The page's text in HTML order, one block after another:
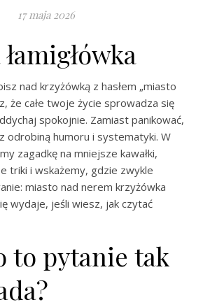
17 maja 2026
nad krzyżówką z hasłem „miasto
że całe twoje życie sprowadza się
spokojnie. Zamiast panikować,
odrobiną humoru i systematyki. W
zagadkę na mniejsze kawałki,
triki i wskażemy, gdzie zwykle
miasto nad nerem krzyżówka
wydaje, jeśli wiesz, jak czytać
to pytanie tak